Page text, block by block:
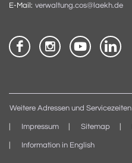
E-Mail: verwaltung.cos@laekh.de
Weitere Adressen und Servicezeiten
Impressum Sitemap
Information in English